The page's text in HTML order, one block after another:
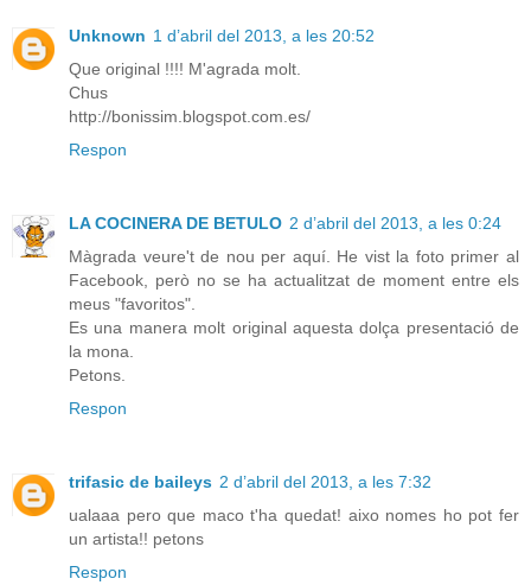
Unknown 1 d’abril del 2013, a les 20:52
Que original !!!! M'agrada molt.
Chus
http://bonissim.blogspot.com.es/
Respon
LA COCINERA DE BETULO 2 d’abril del 2013, a les 0:24
Màgrada veure't de nou per aquí. He vist la foto primer al
Facebook, però no se ha actualitzat de moment entre els
meus "favoritos".
Es una manera molt original aquesta dolça presentació de
la mona.
Petons.
Respon
trifasic de baileys 2 d’abril del 2013, a les 7:32
ualaaa pero que maco t'ha quedat! aixo nomes ho pot fer
un artista!! petons
Respon